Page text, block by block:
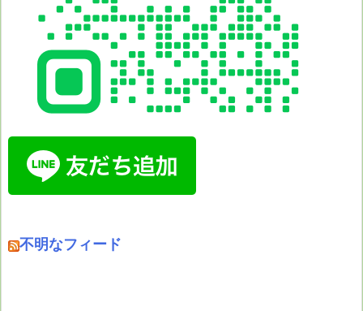
不明なフィード